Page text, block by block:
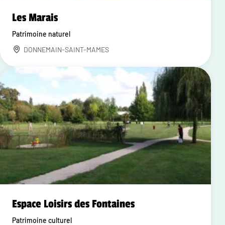
Les Marais
Patrimoine naturel
DONNEMAIN-SAINT-MAMES
Espace Loisirs des Fontaines
Patrimoine culturel